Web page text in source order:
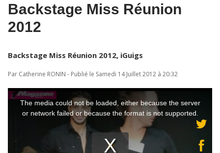
Backstage Miss Réunion
2012
Backstage Miss Réunion 2012, iGuigs
Par Catherine RONIN - Publié le Samedi 14 Juillet 2012 à 20:32